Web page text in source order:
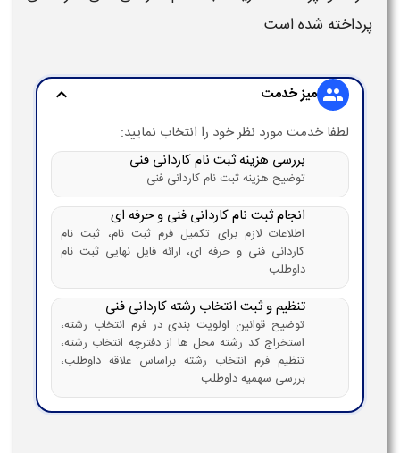
پرداخته شده است.
group میز خدمت expand_more
لطفا خدمت مورد نظر خود را انتخاب نمایید:
بررسی هزینه ثبت نام کاردانی فنی
توضیح هزینه ثبت نام کاردانی فنی
انجام ثبت نام کاردانی فنی و حرفه ای
اطلاعات لازم برای تکمیل فرم ثبت نام، ثبت نام
کاردانی فنی و حرفه ای، ارائه فایل نهایی ثبت نام
داوطلب
تنظیم و ثبت انتخاب رشته کاردانی فنی
توضیح قوانین اولویت بندی در فرم انتخاب رشته،
استخراج کد رشته محل ها از دفترچه انتخاب رشته،
تنظیم فرم انتخاب رشته براساس علاقه داوطلب،
بررسی سهمیه داوطلب